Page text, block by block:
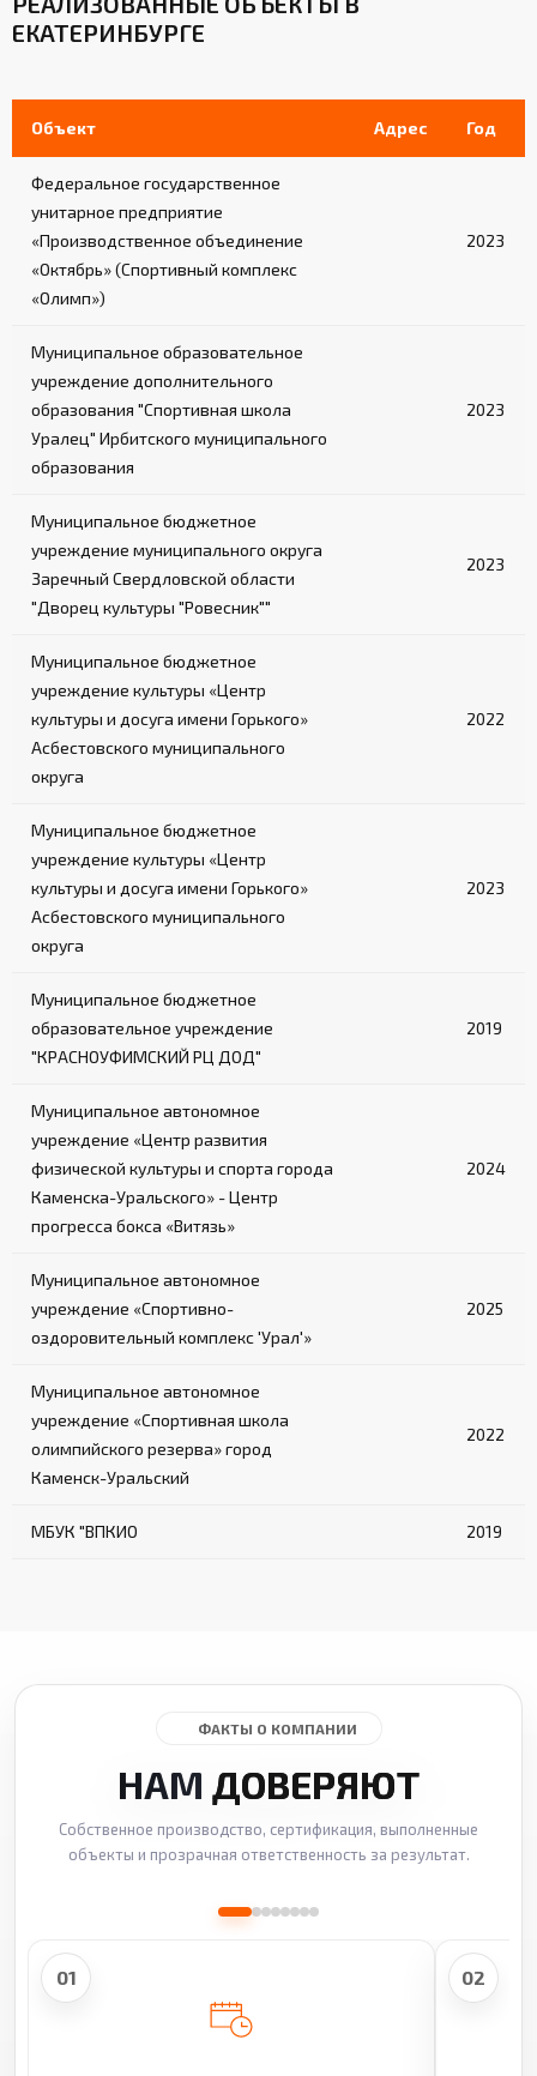
ЕКАТЕРИНБУРГЕ
Объект Адрес Год
Федеральное государственное
унитарное предприятие
«Производственное объединение
«Октябрь» (Спортивный комплекс
«Олимп»)
2023
Муниципальное образовательное
учреждение дополнительного
образования "Спортивная школа
Уралец" Ирбитского муниципального
образования
2023
Муниципальное бюджетное
учреждение муниципального округа
Заречный Свердловской области
"Дворец культуры "Ровесник""
2023
Муниципальное бюджетное
учреждение культуры «Центр
культуры и досуга имени Горького»
Асбестовского муниципального
округа
2022
Муниципальное бюджетное
учреждение культуры «Центр
культуры и досуга имени Горького»
Асбестовского муниципального
округа
2023
Муниципальное бюджетное
образовательное учреждение
"КРАСНОУФИМСКИЙ РЦ ДОД"
2019
Муниципальное автономное
учреждение «Центр развития
физической культуры и спорта города
Каменска-Уральского» - Центр
прогресса бокса «Витязь»
2024
Муниципальное автономное
учреждение «Спортивно-
оздоровительный комплекс 'Урал'»
2025
Муниципальное автономное
учреждение «Спортивная школа
олимпийского резерва» город
Каменск-Уральский
2022
МБУК "ВПКИО 2019
ФАКТЫ О КОМПАНИИ
НАМ ДОВЕРЯЮТ
Собственное производство, сертификация, выполненные
объекты и прозрачная ответственность за результат.
01 02